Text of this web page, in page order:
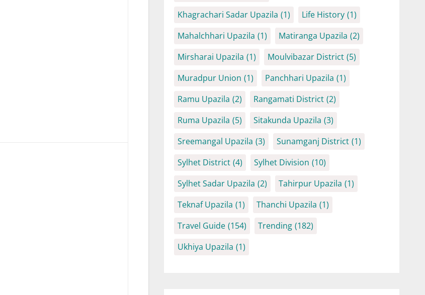
Khagrachari Sadar Upazila (1) Life History (1)
Mahalchhari Upazila (1) Matiranga Upazila (2)
Mirsharai Upazila (1) Moulvibazar District (5)
Muradpur Union (1) Panchhari Upazila (1)
Ramu Upazila (2) Rangamati District (2)
Ruma Upazila (5) Sitakunda Upazila (3)
Sreemangal Upazila (3) Sunamganj District (1)
Sylhet District (4) Sylhet Division (10)
Sylhet Sadar Upazila (2) Tahirpur Upazila (1)
Teknaf Upazila (1) Thanchi Upazila (1)
Travel Guide (154) Trending (182)
Ukhiya Upazila (1)